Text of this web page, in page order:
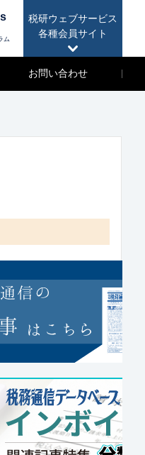
税研ウェブサービス
各種会員サイト
ム
お問い合わせ